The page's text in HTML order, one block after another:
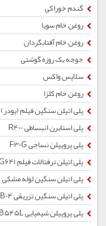
گندم خوراکی
روغن خام سویا
روغن خام آفتابگردان
جوجه یک روزه گوشتی
سلاپس واکس
روغن خام کلزا
پلی اتیلن سنگین فیلم (پودر) EX5
پلی استایرن انبساطی R400
پلی پروپیلن نساجی F30G
پلی اتیلن ترفتالات فیلم FG641
پلی اتیلن سنگین لوله مشکی CRP100B
پلی اتیلن سنگین تزریقی 54B04
پلی پروپیلن شیمیایی ZB545L